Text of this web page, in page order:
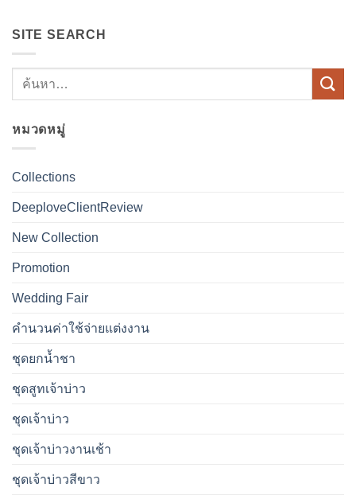
SITE SEARCH
หมวดหมู่
Collections
DeeploveClientReview
New Collection
Promotion
Wedding Fair
คำนวนค่าใช้จ่ายแต่งงาน
ชุดยกน้ำชา
ชุดสูทเจ้าบ่าว
ชุดเจ้าบ่าว
ชุดเจ้าบ่าวงานเช้า
ชุดเจ้าบ่าวสีขาว